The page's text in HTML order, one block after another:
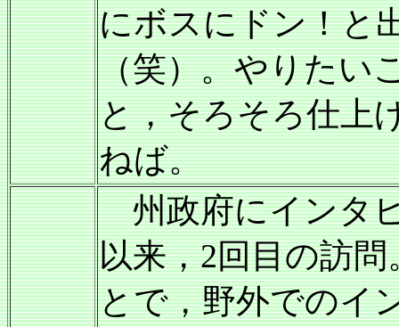
にボスにドン！と
（笑）。やりたい
と，そろそろ仕上
ねば。
州政府にインタ
以来，2回目の訪
とで，野外でのイ